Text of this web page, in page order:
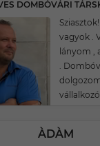
DOMBÓVÁRI
vagyok .
lányom ,
.
ÀDÀM